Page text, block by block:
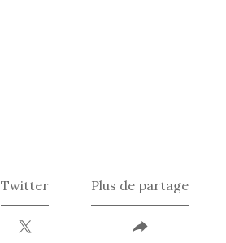
Twitter Plus de partage